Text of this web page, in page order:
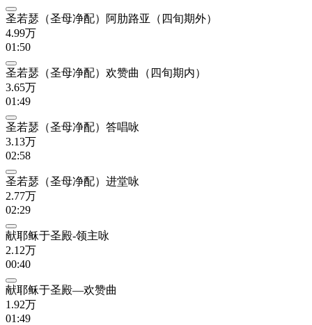
圣若瑟（圣母净配）阿肋路亚（四旬期外）
4.99万
01:50
圣若瑟（圣母净配）欢赞曲（四旬期内）
3.65万
01:49
圣若瑟（圣母净配）答唱咏
3.13万
02:58
圣若瑟（圣母净配）进堂咏
2.77万
02:29
献耶稣于圣殿-领主咏
2.12万
00:40
献耶稣于圣殿—欢赞曲
1.92万
01:49